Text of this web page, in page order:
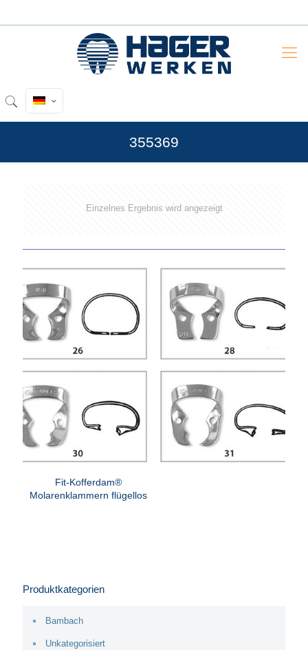
355369
Einzelnes Ergebnis wird angezeigt
Fit-Kofferdam®
Molarenklammern flügellos
Produktkategorien
Bambach
Unkategorisiert